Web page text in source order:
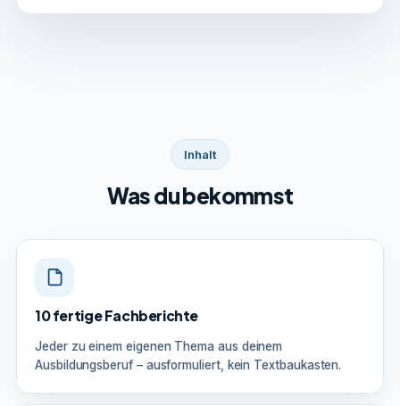
Inhalt
Was du bekommst
10 fertige Fachberichte
Jeder zu einem eigenen Thema aus deinem
Ausbildungsberuf – ausformuliert, kein Textbaukasten.